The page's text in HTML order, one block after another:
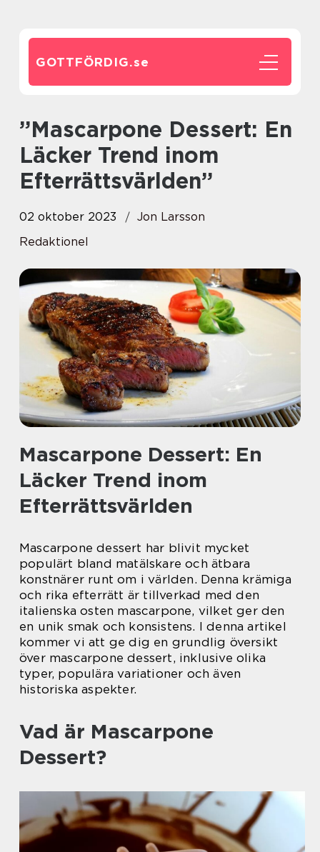
GOTTFÖRDIG.se
”Mascarpone Dessert: En
Läcker Trend inom
Efterrättsvärlden”
02 oktober 2023
Jon Larsson
Redaktionel
Mascarpone Dessert: En
Läcker Trend inom
Efterrättsvärlden
Mascarpone dessert har blivit mycket
populärt bland matälskare och ätbara
konstnärer runt om i världen. Denna krämiga
och rika efterrätt är tillverkad med den
italienska osten mascarpone, vilket ger den
en unik smak och konsistens. I denna artikel
kommer vi att ge dig en grundlig översikt
över mascarpone dessert, inklusive olika
typer, populära variationer och även
historiska aspekter.
Vad är Mascarpone
Dessert?